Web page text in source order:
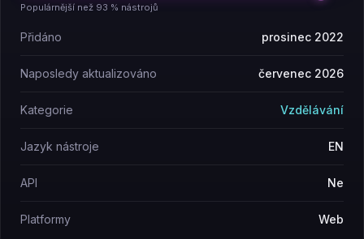
Populárnější než 93 % nástrojů
Přidáno prosinec 2022
Naposledy aktualizováno červenec 2026
Kategorie Vzdělávání
Jazyk nástroje EN
API Ne
Platformy Web